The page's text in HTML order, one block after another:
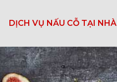
DỊCH VỤ NẤU CỖ TẠI NHÀ